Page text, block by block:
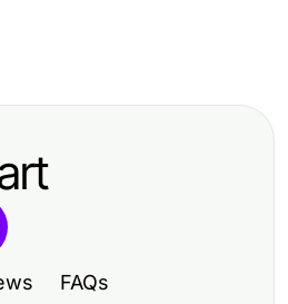
：深入了解现代关
FAQs